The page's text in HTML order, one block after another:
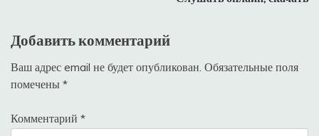
Добавить комментарий
Ваш адрес email не будет опубликован. Обязательные поля
помечены *
Комментарий *